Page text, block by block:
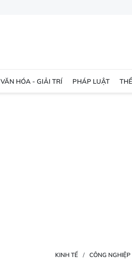
VĂN HÓA - GIẢI TRÍ PHÁP LUẬT
KINH TẾ CÔNG NGHIỆP